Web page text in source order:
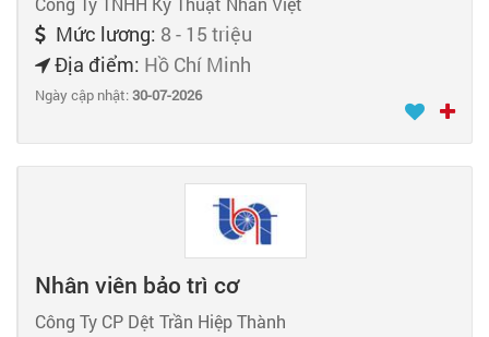
Mức lương: 8 - 15 triệu
Địa điểm: Hồ Chí Minh
Ngày cập nhật:30-07-2026
Nhân viên bảo trì cơ
Công Ty CP Dệt Trần Hiệp Thành